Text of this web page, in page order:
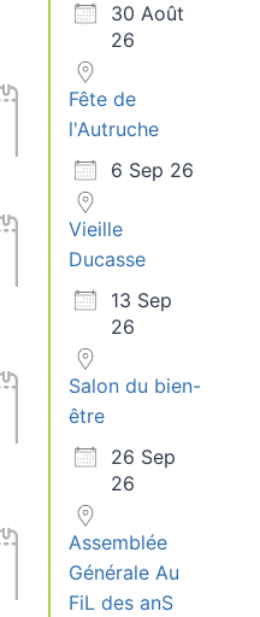
30 Août
26
Fête de
l'Autruche
6 Sep 26
Vieille
Ducasse
13 Sep
26
Salon du bien-
être
26 Sep
26
Assemblée
Générale Au
FiL des anS